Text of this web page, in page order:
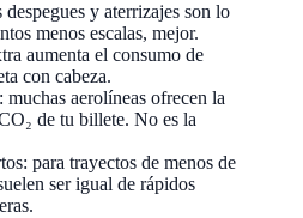
y aterrizajes son lo
menos escalas, mejor.
aumenta el consumo de
con cabeza.
muchas aerolíneas ofrecen la
de tu billete. No es la
para trayectos de menos de
ser igual de rápidos